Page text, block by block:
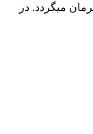
میگردد. در